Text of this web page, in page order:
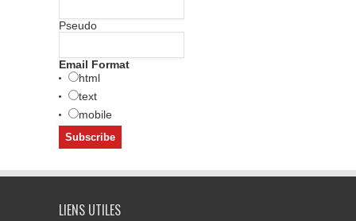
Pseudo
Email Format
html
text
mobile
LIENS UTILES